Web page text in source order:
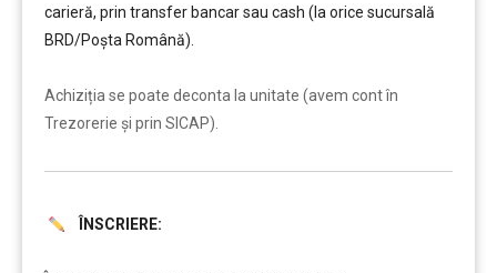
carieră, prin transfer bancar sau cash (la orice sucursală
BRD/Poșta Română).
Achiziția se poate deconta la unitate (avem cont în
Trezorerie și prin SICAP).
ÎNSCRIERE: